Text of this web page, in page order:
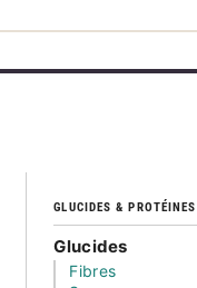
GLUCIDES & PROTÉINES
Glucides
Fibres